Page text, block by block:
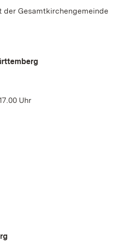
der Gesamtkirchengemeinde
Uhr